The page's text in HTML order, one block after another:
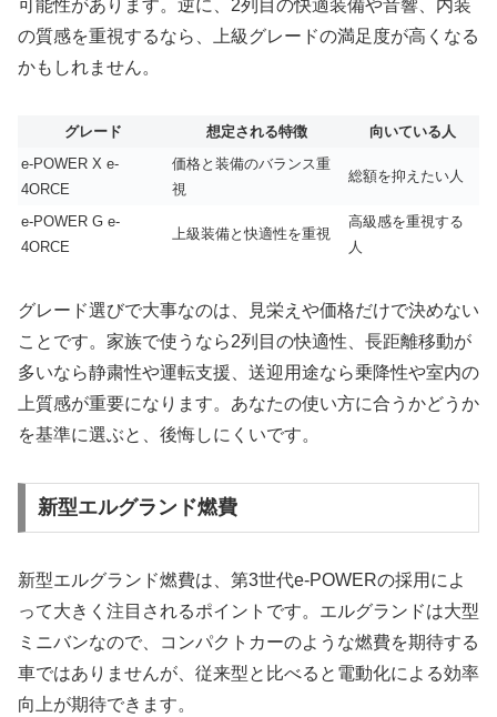
可能性があります。逆に、2列目の快適装備や音響、内装
の質感を重視するなら、上級グレードの満足度が高くなる
かもしれません。
グレード 想定される特徴
向いている人
e-POWER X e-
4ORCE
価格と装備のバランス重
視
総額を抑えたい人
e-POWER G e-
4ORCE
上級装備と快適性を重視
高級感を重視する
人
グレード選びで大事なのは、見栄えや価格だけで決めない
ことです。家族で使うなら2列目の快適性、長距離移動が
多いなら静粛性や運転支援、送迎用途なら乗降性や室内の
上質感が重要になります。あなたの使い方に合うかどうか
を基準に選ぶと、後悔しにくいです。
新型エルグランド燃費
新型エルグランド燃費は、第3世代e-POWERの採用によ
って大きく注目されるポイントです。エルグランドは大型
ミニバンなので、コンパクトカーのような燃費を期待する
車ではありませんが、従来型と比べると電動化による効率
向上が期待できます。